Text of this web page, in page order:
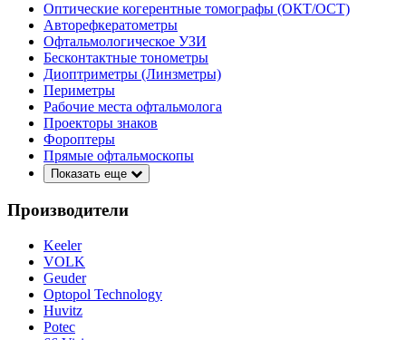
Оптические когерентные томографы (ОКТ/ОСТ)
Авторефкератометры
Офтальмологическое УЗИ
Бесконтактные тонометры
Диоптриметры (Линзметры)
Периметры
Рабочие места офтальмолога
Проекторы знаков
Фороптеры
Прямые офтальмоскопы
Показать еще
Производители
Keeler
VOLK
Geuder
Optopol Technology
Huvitz
Potec